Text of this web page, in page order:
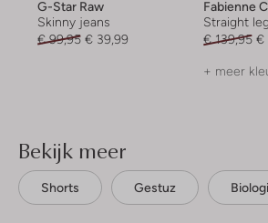
G-Star Raw
Skinny jeans
€ 99,95 € 39,99
Fabienne
Straight
€ 139,95 €
+ meer
Bekijk meer
Shorts Gestuz